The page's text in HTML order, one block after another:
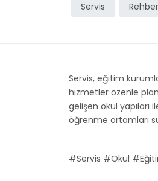
Servis
Servis, eğitim
hizmetler özenle
gelişen okul
öğrenme ortamları
#Servis #Okul